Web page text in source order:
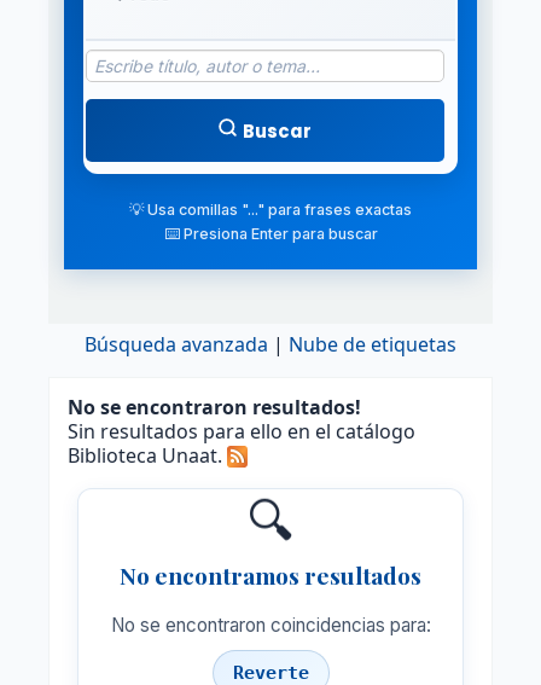
Buscar
💡 Usa comillas "..." para frases exactas
⌨️ Presiona Enter para buscar
Búsqueda avanzada Nube de etiquetas
No se encontraron resultados!
Sin resultados para ello en el catálogo
Biblioteca Unaat.
🔍
No encontramos resultados
No se encontraron coincidencias para:
Reverte